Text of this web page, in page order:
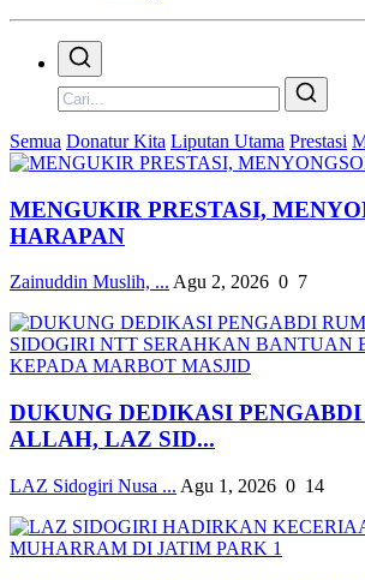
Semua Donatur Kita Liputan Utama Prestasi
MENGUKIR PRESTASI,
HARAPAN
Zainuddin Muslih, ... Agu 2, 2026 0 7
DUKUNG DEDIKASI
ALLAH, LAZ SID...
LAZ Sidogiri Nusa ... Agu 1, 2026 0 14